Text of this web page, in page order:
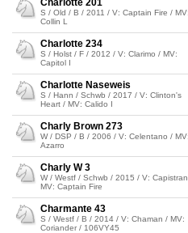
Charlotte 201
S / Old / B / 2011 / V: Captain Fire / MV:
Collin L
Charlotte 234
S / Holst / F / 2012 / V: Clarimo / MV:
Capitol I
Charlotte Naseweis
S / Hann / Schwb / 2017 / V: Clinton's
Heart / MV: Calido I
Charly Brown 273
W / DSP / B / 2006 / V: Celentano / MV:
Azarro
Charly W 3
W / Westf / Schwb / 2015 / V:
MV: Captain Fire
Charmante 43
S / Westf / B / 2014 / V: Chaman / MV:
Coriander / 106VY45